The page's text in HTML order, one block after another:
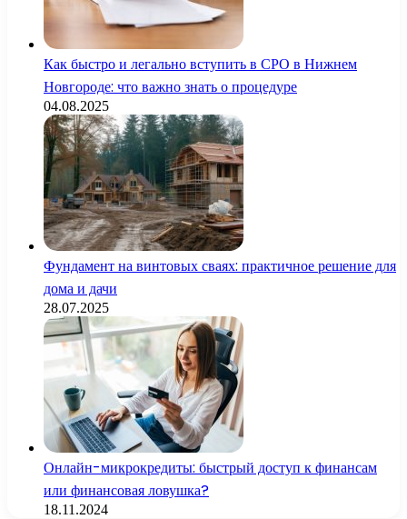
Как быстро и легально вступить в СРО в Нижнем
Новгороде: что важно знать о процедуре
04.08.2025
Фундамент на винтовых сваях: практичное решение для
дома и дачи
28.07.2025
Онлайн-микрокредиты: быстрый доступ к финансам
или финансовая ловушка?
18.11.2024